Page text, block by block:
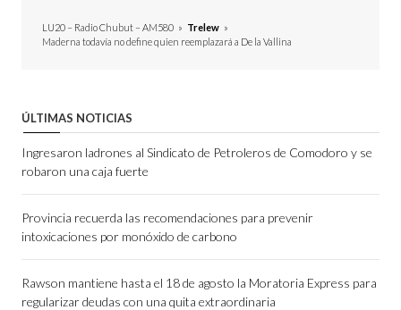
LU20 – Radio Chubut – AM580 » Trelew »
Maderna todavía no define quien reemplazará a De la Vallina
ÚLTIMAS NOTICIAS
Ingresaron ladrones al Sindicato de Petroleros de Comodoro y se
robaron una caja fuerte
Provincia recuerda las recomendaciones para prevenir
intoxicaciones por monóxido de carbono
Rawson mantiene hasta el 18 de agosto la Moratoria Express para
regularizar deudas con una quita extraordinaria